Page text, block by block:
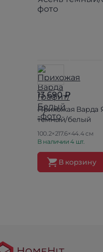
13 690 ₽
Прихожая Варда
темный/белый
100.2×217.6×44.4 см
В наличии 4 шт.
В корзину